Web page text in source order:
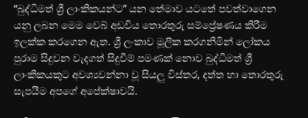
“බුද්ධිමත් ශ්‍රී ලාංකිකයන්ට” යන තේමාව යටතේ පවත්වාගෙන
යනු ලබන මෙම වෙබ් අඩවිය තොරතුරු සම්ප්‍රේෂණය කිරීම
ඉලක්ක කරගෙන ඇත. ශ්‍රී ලංකාව මූලික කරගනිමින් ලෝකය
පුරාම සිදුවන වැදගත් සිදුවීම් පමණක් නොව බුද්ධිමත් ශ්‍රී
ලාංකිකයකුට අවශ්‍යවන්නා වූ සියලු විස්තර, දත්ත හා තොරතුරු
සැපයීම අපගේ අපේක්ෂාවයි.